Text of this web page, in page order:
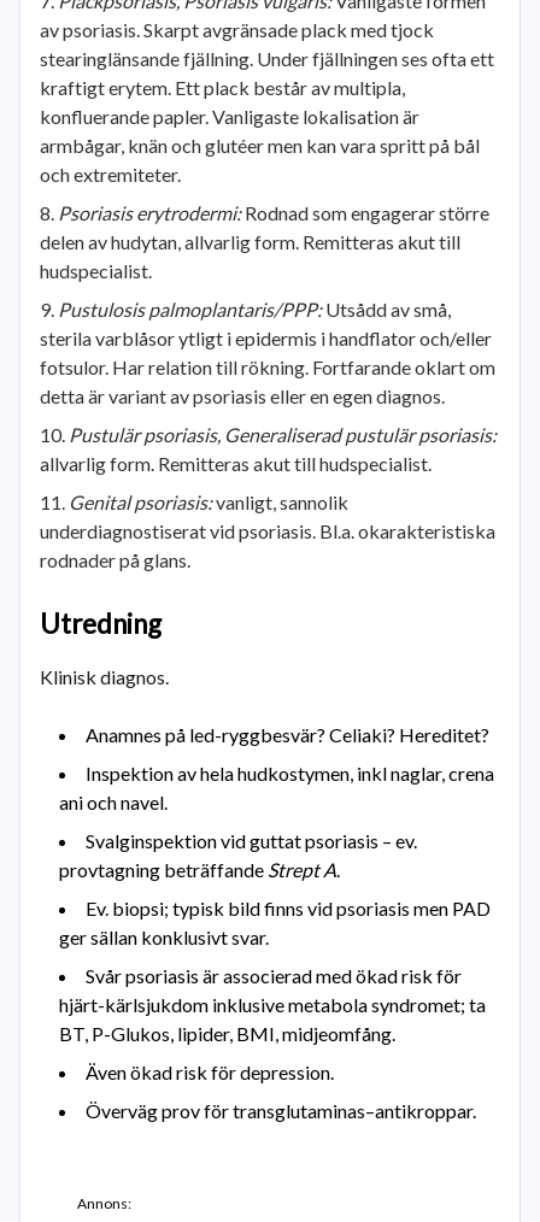
av psoriasis. Skarpt avgränsade plack med tjock
stearinglänsande fjällning. Under fjällningen ses ofta ett
kraftigt erytem. Ett plack består av multipla,
konfluerande papler. Vanligaste lokalisation är
armbågar, knän och glutéer men kan vara spritt på bål
och extremiteter.
Psoriasis erytrodermi:Rodnad som engagerar större
delen av hudytan, allvarlig form. Remitteras akut till
hudspecialist.
Pustulosis palmoplantaris/PPP:Utsådd av små,
sterila varblåsor ytligt i epidermis i handflator och/eller
fotsulor. Har relation till rökning. Fortfarande oklart om
detta är variant av psoriasis eller en egen diagnos.
Pustulär psoriasis, Generaliserad pustulär psoriasis:
allvarlig form. Remitteras akut till hudspecialist.
Genital psoriasis:vanligt, sannolik
underdiagnostiserat vid psoriasis. Bl.a. okarakteristiska
rodnader på glans.
Utredning
Klinisk diagnos.
Anamnes på led-ryggbesvär? Celiaki? Hereditet?
Inspektion av hela hudkostymen, inkl naglar, crena
ani och navel.
Svalginspektion vid guttat psoriasis – ev.
provtagning beträffande Strept A.
Ev. biopsi; typisk bild finns vid psoriasis men PAD
ger sällan konklusivt svar.
Svår psoriasis är associerad med ökad risk för
hjärt-kärlsjukdom inklusive metabola syndromet; ta
BT, P-Glukos, lipider, BMI, midjeomfång.
Även ökad risk för depression.
Överväg prov för transglutaminas–antikroppar.
Annons: